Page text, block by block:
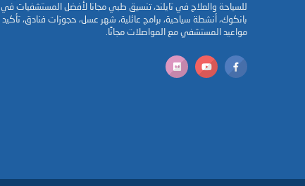
للسياحة والعلاج في تايلند، تنسيق طبي مجانا لأفضل المستشفيات في
بانكوك، أنشطة سياحية، برامج عائلية، شهر عسل، حجوزات فنادق، تأكيد
مواعيد المستشفي مع المواصلات مجانًا.